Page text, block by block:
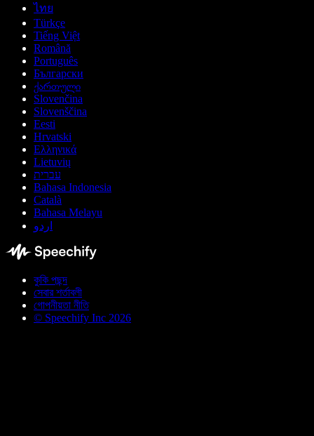
ไทย
Türkçe
Tiếng Việt
Română
Português
Български
ქართული
Slovenčina
Slovenščina
Eesti
Hrvatski
Ελληνικά
Lietuvių
עברית
Bahasa Indonesia
Català
Bahasa Melayu
اردو
কুকি পছন্দ
সেবার শর্তাবলী
গোপনীয়তা নীতি
© Speechify Inc 2026